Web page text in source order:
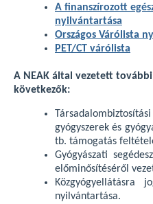
A finanszírozott
nyilvántartása
Országos Várólista
PET/CT várólista
A NEAK által vezetett
következők:
gyógyszerek és
tb. támogatás
Gyógyászati
előminősítéséről
Közgyógyellátásra
nyilvántartása.